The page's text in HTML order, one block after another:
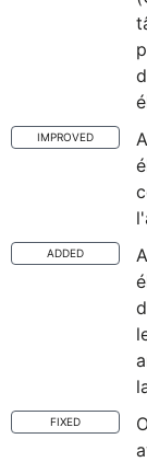
IMPROVED
ADDED
FIXED